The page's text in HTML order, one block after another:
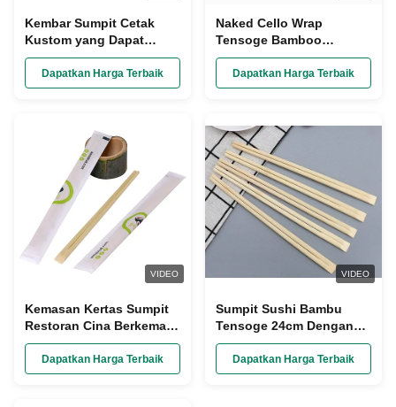
Kembar Sumpit Cetak
Kustom yang Dapat
Didaur Ulang, Peralatan
Makan Dapur, Kemasan
Kertas Terbuka
Dapatkan Harga Terbaik
Naked Cello Wrap
Tensoge Bamboo
Chopsticks Disesuaikan
Panjangnya 240mm
Dapatkan Harga Terbaik
VIDEO
Kemasan Kertas Sumpit
Restoran Cina Berkemah
Kompos
Dapatkan Harga Terbaik
VIDEO
Sumpit Sushi Bambu
Tensoge 24cm Dengan
Lengan Kertas
Dapatkan Harga Terbaik